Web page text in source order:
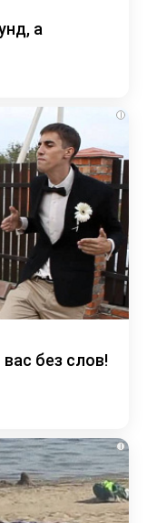
а
i
без слов!
i